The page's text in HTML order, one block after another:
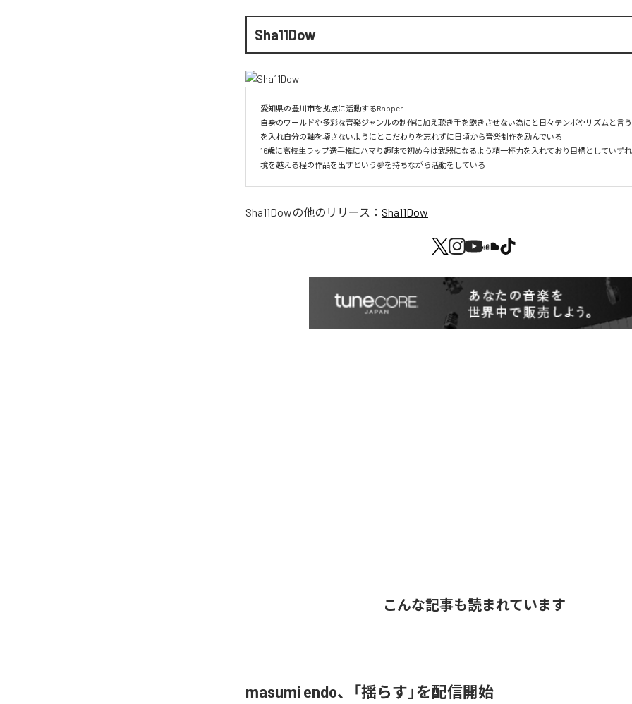
Sha11Dow
愛知県の豊川市を拠点に活動するRapper
自身のワールドや多彩な音楽ジャンルの制作に加え聴き手を飽きさせない為にと日々テンポやリズムと言
を入れ自分の軸を壊さないようにとこだわりを忘れずに日頃から音楽制作を励んでいる
16歳に高校生ラップ選手権にハマり趣味で初め今は武器になるよう精一杯力を入れており目標としていず
境を越える程の作品を出すという夢を持ちながら活動をしている
Sha11Dowの他のリリース： Sha11Dow
こんな記事も読まれています
masumi endo、「揺らす」を配信開始